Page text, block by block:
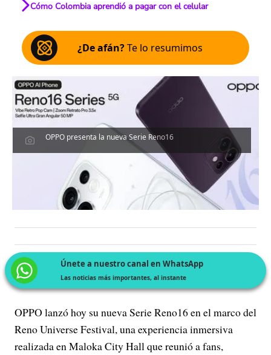
Cómo Colombia aprendió a pagar con el celular
¿De afán?Te lo resumimos
OPPO presenta la nueva Serie Reno16
Únete a nuestro canal en WhatsApp
Las noticias más importantes, al instante
OPPO lanzó hoy su nueva Serie Reno16 en el marco del
Reno Universe Festival, una experiencia inmersiva
realizada en Maloka City Hall que reunió a fans,